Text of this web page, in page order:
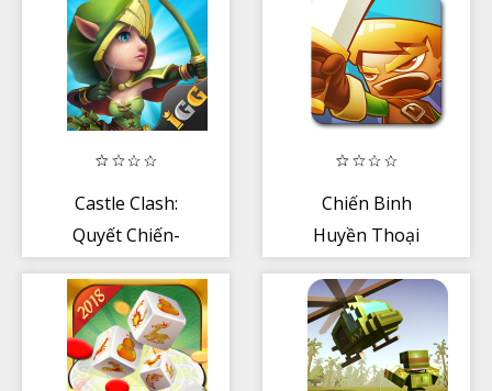
Castle Clash:
Quyết Chiến-
Chiến Binh
Huyền Thoại